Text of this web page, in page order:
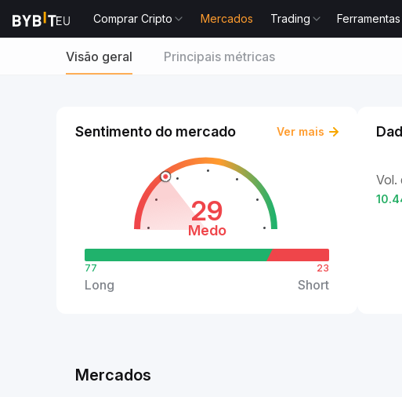
Comprar Cripto Mercados Trading Ferramentas
Visão geral Principais métricas
Sentimento do mercado Ver mais
29
Medo
77
Long
23
Short
Vol.
Mercados